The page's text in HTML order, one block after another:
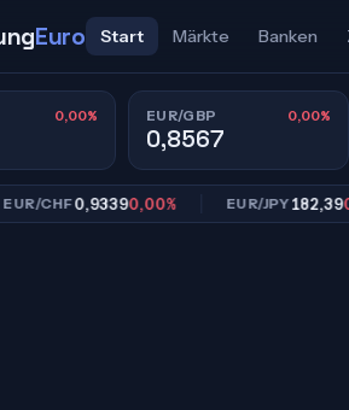
Euro Start Märkte Banken
0,00% EUR/GBP 0,00%
0,8567
CHF0,93390,00% EUR/JPY182,39